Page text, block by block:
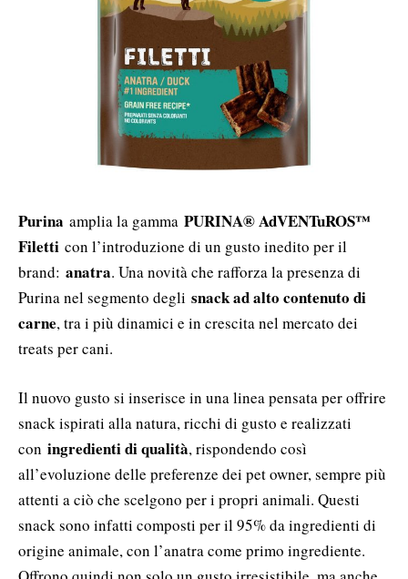
Purina amplia la gamma PURINA® AdVENTuROS™
Filetti con l’introduzione di un gusto inedito per il
brand: anatra. Una novità che rafforza la presenza di
Purina nel segmento degli snack ad alto contenuto di
carne, tra i più dinamici e in crescita nel mercato dei
treats per cani.
Il nuovo gusto si inserisce in una linea pensata per offrire
snack ispirati alla natura, ricchi di gusto e realizzati
con ingredienti di qualità, rispondendo così
all’evoluzione delle preferenze dei pet owner, sempre più
attenti a ciò che scelgono per i propri animali. Questi
snack sono infatti composti per il 95% da ingredienti di
origine animale, con l’anatra come primo ingrediente.